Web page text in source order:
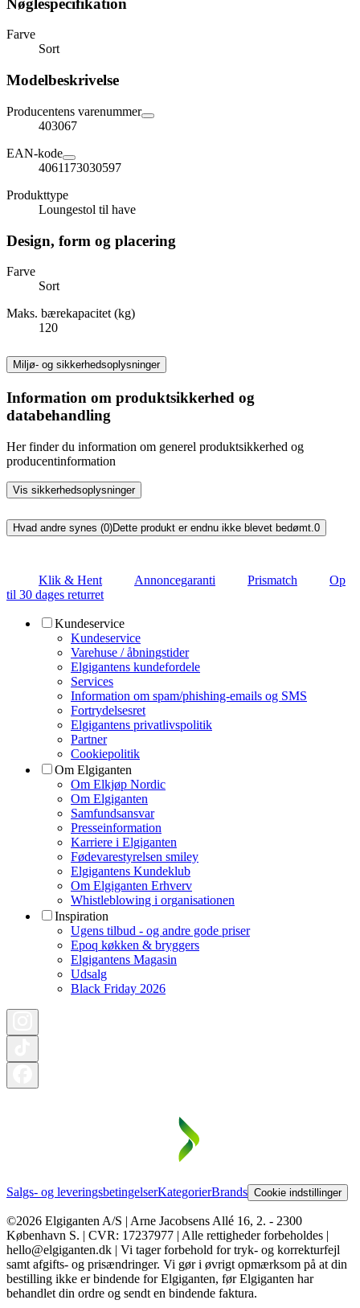
Farve
Sort
Modelbeskrivelse
Producentens varenummer
403067
EAN-kode
4061173030597
Produkttype
Loungestol til have
Design, form og placering
Farve
Sort
Maks. bærekapacitet (kg)
120
Miljø- og sikkerhedsoplysninger
Information om produktsikkerhed og
databehandling
Her finder du information om generel produktsikkerhed og
producentinformation
Vis sikkerhedsoplysninger
Hvad andre synes (0)Dette produkt er endnu ikke blevet bedømt. 0
Klik & Hent Annoncegaranti Prismatch
Op
til 30 dages returret
Kundeservice
Kundeservice
Varehuse / åbningstider
Elgigantens kundefordele
Services
Information om spam/phishing-emails og SMS
Fortrydelsesret
Elgigantens privatlivspolitik
Partner
Cookiepolitik
Om Elgiganten
Om Elkjøp Nordic
Om Elgiganten
Samfundsansvar
Presseinformation
Karriere i Elgiganten
Fødevarestyrelsen smiley
Elgigantens Kundeklub
Om Elgiganten Erhverv
Whistleblowing i organisationen
Inspiration
Ugens tilbud - og andre gode priser
Epoq køkken & bryggers
Elgigantens Magasin
Udsalg
Black Friday 2026
Salgs- og leveringsbetingelserKategorierBrands Cookie indstillinger
©2026 Elgiganten A/S | Arne Jacobsens Allé 16, 2. - 2300
København S. | CVR: 17237977 | Alle rettigheder forbeholdes |
hello@elgiganten.dk | Vi tager forbehold for tryk- og korrekturfejl
samt afgifts- og prisændringer. Vi gør i øvrigt opmærksom på at din
bestilling ikke er bindende for Elgiganten, før Elgiganten har
behandlet din ordre og sendt en bindende faktura.